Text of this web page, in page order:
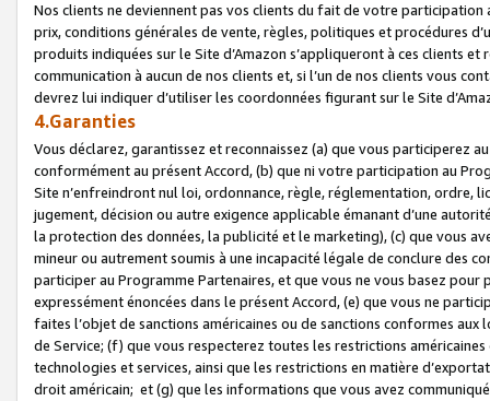
Nos clients ne deviennent pas vos clients du fait de votre
prix, conditions générales de vente, règles, politiques et procédures
produits indiquées sur le Site d’Amazon s’appliqueront à ces clients
communication à aucun de nos clients et, si l’un de nos clients vous
devrez lui indiquer d’utiliser les coordonnées figurant sur le Site
4.Garanties
Vous déclarez, garantissez et reconnaissez (a) que vous participerez
conformément au présent Accord, (b) que ni votre participation au
Site n’enfreindront nul loi, ordonnance, règle, réglementation, ordre,
jugement, décision ou autre exigence applicable émanant d’une
la protection des données, la publicité et le marketing), (c) que vous
mineur ou autrement soumis à une incapacité légale de conclure des
participer au Programme Partenaires, et que vous ne vous basez
expressément énoncées dans le présent Accord, (e) que vous ne
faites l’objet de sanctions américaines ou de sanctions conformes
de Service; (f) que vous respecterez toutes les restrictions
technologies et services, ainsi que les restrictions en matière
droit américain; et (g) que les informations que vous avez